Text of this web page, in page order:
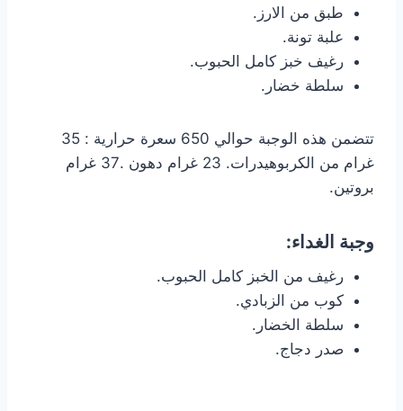
طبق من الارز.
علبة تونة.
رغيف خبز كامل الحبوب.
سلطة خضار.
تتضمن هذه الوجبة حوالي 650 سعرة حرارية : 35
غرام من الكربوهيدرات. 23 غرام دهون .37 غرام
بروتين.
وجبة الغداء:
رغيف من الخبز كامل الحبوب.
كوب من الزبادي.
سلطة الخضار.
صدر دجاج.